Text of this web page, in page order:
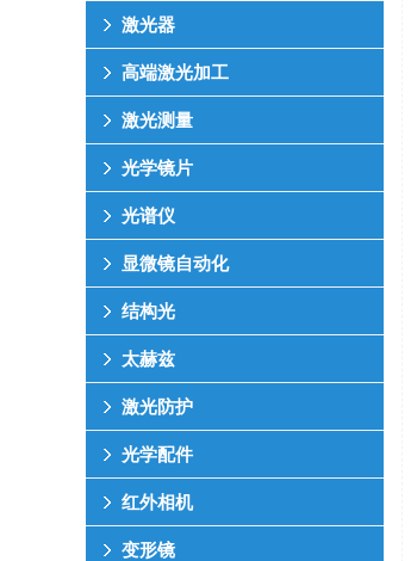
激光器
高端激光加工
激光测量
光学镜片
光谱仪
显微镜自动化
结构光
太赫兹
激光防护
光学配件
红外相机
变形镜